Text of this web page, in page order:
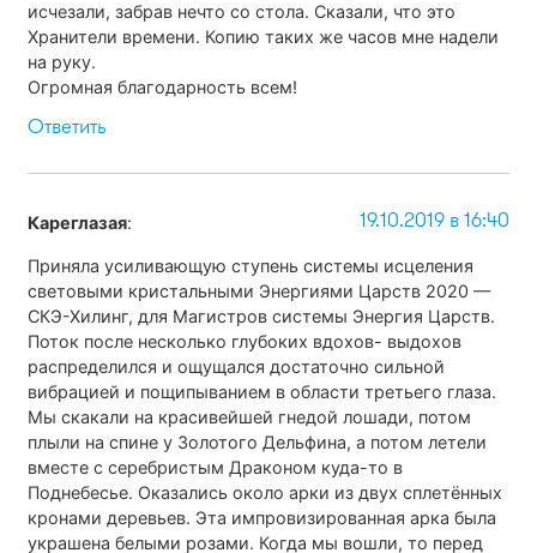
исчезали, забрав нечто со стола. Сказали, что это
Хранители времени. Копию таких же часов мне надели
на руку.
Огромная благодарность всем!
Ответить
Кареглазая: 19.10.2019 в 16:40
Приняла усиливающую ступень системы исцеления
световыми кристальными Энергиями Царств 2020 —
СКЭ-Хилинг, для Магистров системы Энергия Царств.
Поток после несколько глубоких вдохов- выдохов
распределился и ощущался достаточно сильной
вибрацией и пощипыванием в области третьего глаза.
Мы скакали на красивейшей гнедой лошади, потом
плыли на спине у Золотого Дельфина, а потом летели
вместе с серебристым Драконом куда-то в
Поднебесье. Оказались около арки из двух сплетённых
кронами деревьев. Эта импровизированная арка была
украшена белыми розами. Когда мы вошли, то перед